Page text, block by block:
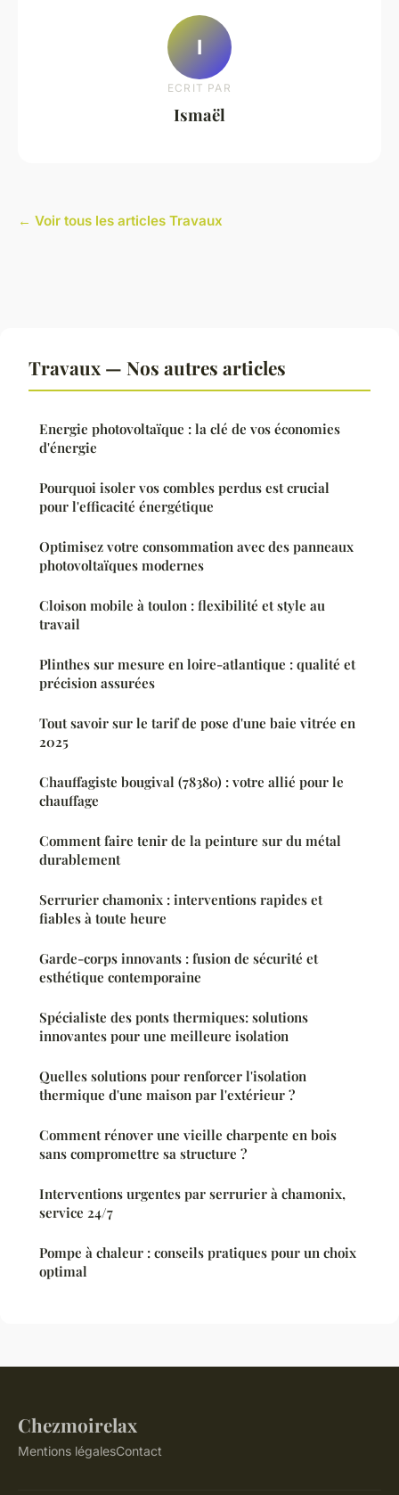
I
ECRIT PAR
Ismaël
← Voir tous les articles Travaux
Travaux — Nos autres articles
Energie photovoltaïque : la clé de vos économies
d'énergie
Pourquoi isoler vos combles perdus est crucial
pour l'efficacité énergétique
Optimisez votre consommation avec des panneaux
photovoltaïques modernes
Cloison mobile à toulon : flexibilité et style au
travail
Plinthes sur mesure en loire-atlantique : qualité et
précision assurées
Tout savoir sur le tarif de pose d'une baie vitrée en
2025
Chauffagiste bougival (78380) : votre allié pour le
chauffage
Comment faire tenir de la peinture sur du métal
durablement
Serrurier chamonix : interventions rapides et
fiables à toute heure
Garde-corps innovants : fusion de sécurité et
esthétique contemporaine
Spécialiste des ponts thermiques: solutions
innovantes pour une meilleure isolation
Quelles solutions pour renforcer l'isolation
thermique d'une maison par l'extérieur ?
Comment rénover une vieille charpente en bois
sans compromettre sa structure ?
Interventions urgentes par serrurier à chamonix,
service 24/7
Pompe à chaleur : conseils pratiques pour un choix
optimal
Chezmoirelax
Mentions légalesContact